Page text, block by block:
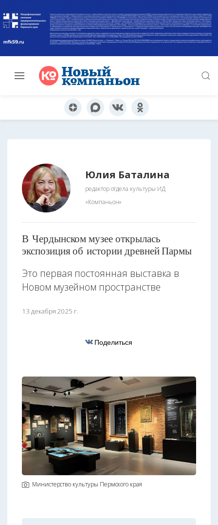
Юлия Баталина
редактор отдела культуры ИД
«Компаньон»
В Чердынском музее открылась
экспозиция об истории древней Пармы
Это первая постоянная выставка в
Новом музейном пространстве
13 декабря 2025 г.
Поделиться
Министерство культуры Пермского края